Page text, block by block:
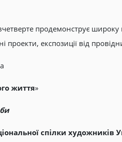
продемонструє
проекти, експозиції від
життя»
спілки художників